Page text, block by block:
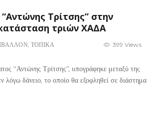
Τρίτσης” στην
τριών ΧΑΔΑ
ΤΟΠΙΚΑ 399 Views
“Αντώνης Τρίτσης”, υπογράφηκε μεταξύ της
δάνειο, το οποίο θα εξοφληθεί σε διάστημα